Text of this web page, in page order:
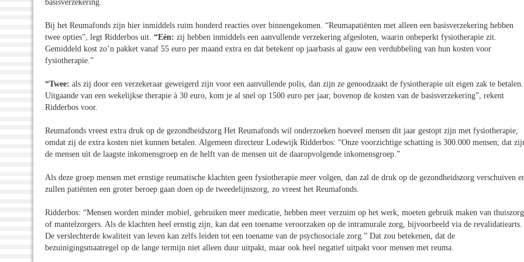
basisverzekering.
Bij het Reumafonds zijn hier inmiddels ruim honderd reacties over binnengekomen. “Reumapatiënten met alleen een basisverzekering hebben
twee opties”, legt Ridderbos uit. “Eén: zij hebben inmiddels een aanvullende verzekering afgesloten, waarin onbeperkt fysiotherapie zit.
Gemiddeld kost zo’n pakket vanaf 55 euro per maand extra en dat betekent op jaarbasis al gauw een verdubbeling van hun kosten voor
fysiotherapie.”
“Twee: als zij door een verzekeraar geweigerd zijn voor een aanvullende polis, dan zijn ze genoodzaakt de fysiotherapie uit eigen zak te betalen.
Uitgaande van een wekelijkse therapie à 30 euro, kom je al snel op 1500 euro per jaar, bovenop de kosten van de basisverzekering”, rekent
Ridderbos voor.
Reumafonds vreest extra druk op de gezondheidszorg Het Reumafonds wil onderzoeken hoeveel mensen dit jaar gestopt zijn met fysiotherapie,
omdat zij de extra kosten niet kunnen betalen. Algemeen directeur Lodewijk Ridderbos: “Onze voorzichtige schatting is 300.000 mensen; dat
de mensen uit de laagste inkomensgroep en de helft van de mensen uit de daaropvolgende inkomensgroep.”
Als deze groep mensen met ernstige reumatische klachten geen fysiotherapie meer volgen, dan zal de druk op de gezondheidszorg verschuiven
zullen patiënten een groter beroep gaan doen op de tweedelijnszorg, zo vreest het Reumafonds.
Ridderbos: “Mensen worden minder mobiel, gebruiken meer medicatie, hebben meer verzuim op het werk, moeten gebruik maken van thuiszorg,
of mantelzorgers. Als de klachten heel ernstig zijn, kan dat een toename veroorzaken op de intramurale zorg, bijvoorbeeld via de revalidatiearts.
De verslechterde kwaliteit van leven kan zelfs leiden tot een toename van de psychosociale zorg.” Dat zou betekenen, dat de
bezuinigingsmaatregel op de lange termijn niet alleen duur uitpakt, maar ook heel negatief uitpakt voor mensen met reuma.